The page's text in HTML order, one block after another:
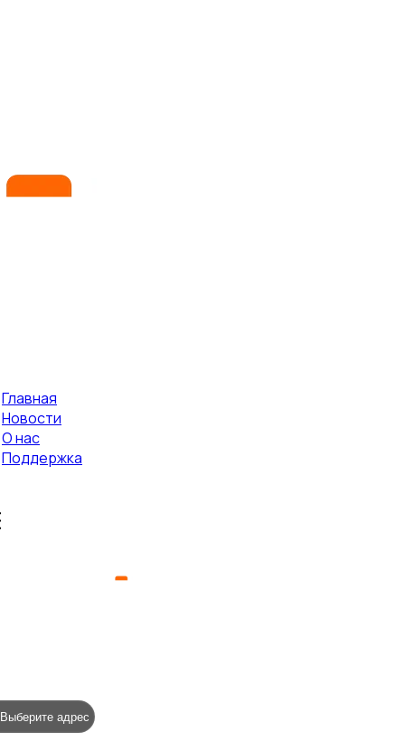
Главная
Новости
О нас
Поддержка
Выберите адрес